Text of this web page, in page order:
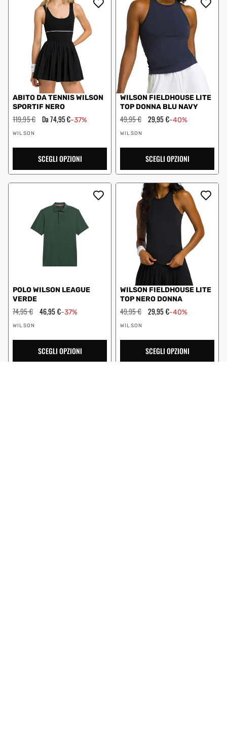
ABITO DA TENNIS WILSON
SPORTIF NERO
Prezzo
regolare
119,95 € Prezzo
scontato
Da 74,95 €-37%
Fornitore:
WILSON
SCEGLI OPZIONI
WILSON FIELDHOUSE LITE
TOP DONNA BLU NAVY
Prezzo
regolare
49,95 € Prezzo
scontato
29,95 €-40%
Fornitore:
WILSON
SCEGLI OPZIONI
POLO WILSON LEAGUE
VERDE
Prezzo
regolare
74,95 € Prezzo
scontato
46,95 €-37%
Fornitore:
WILSON
SCEGLI OPZIONI
WILSON FIELDHOUSE LITE
TOP NERO DONNA
Prezzo
regolare
49,95 € Prezzo
scontato
29,95 €-40%
Fornitore:
WILSON
SCEGLI OPZIONI